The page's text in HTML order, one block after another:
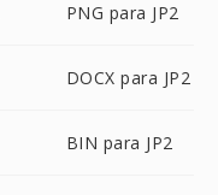
PNG para JP2
DOCX para JP2
BIN para JP2